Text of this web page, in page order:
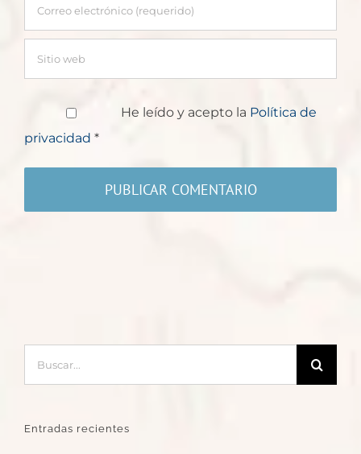
He leído y acepto la Política de
privacidad *
Entradas recientes